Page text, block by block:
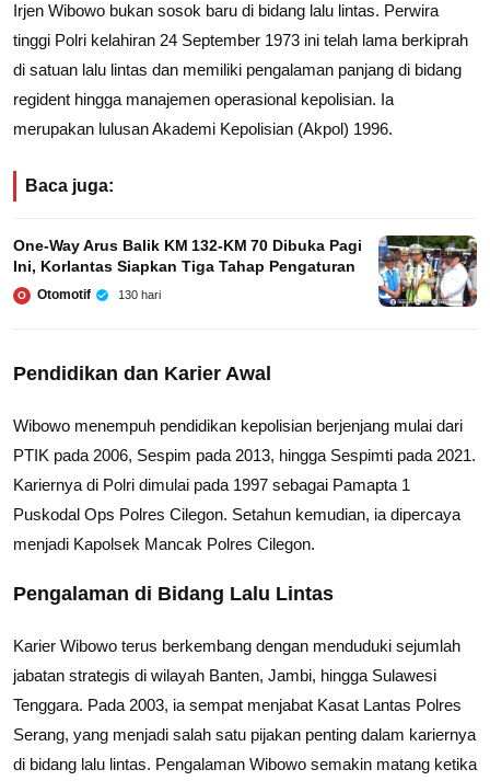
Irjen Wibowo bukan sosok baru di bidang lalu lintas. Perwira
tinggi Polri kelahiran 24 September 1973 ini telah lama berkiprah
di satuan lalu lintas dan memiliki pengalaman panjang di bidang
regident hingga manajemen operasional kepolisian. Ia
merupakan lulusan Akademi Kepolisian (Akpol) 1996.
Baca juga:
One‑Way Arus Balik KM 132‑KM 70 Dibuka Pagi
Ini, Korlantas Siapkan Tiga Tahap Pengaturan
O Otomotif 130 hari
Pendidikan dan Karier Awal
Wibowo menempuh pendidikan kepolisian berjenjang mulai dari
PTIK pada 2006, Sespim pada 2013, hingga Sespimti pada 2021.
Kariernya di Polri dimulai pada 1997 sebagai Pamapta 1
Puskodal Ops Polres Cilegon. Setahun kemudian, ia dipercaya
menjadi Kapolsek Mancak Polres Cilegon.
Pengalaman di Bidang Lalu Lintas
Karier Wibowo terus berkembang dengan menduduki sejumlah
jabatan strategis di wilayah Banten, Jambi, hingga Sulawesi
Tenggara. Pada 2003, ia sempat menjabat Kasat Lantas Polres
Serang, yang menjadi salah satu pijakan penting dalam kariernya
di bidang lalu lintas. Pengalaman Wibowo semakin matang ketika